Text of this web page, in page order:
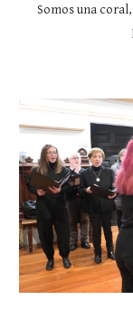
Somos una